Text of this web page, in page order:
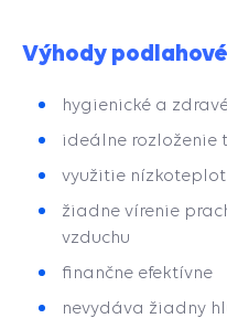
Výhody
hygienické a
ideálne rozloženie
využitie
žiadne vírenie
vzduchu
finančne efektívne
nevydáva žiadny